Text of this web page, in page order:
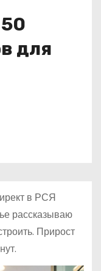
для
в РСЯ
рассказываю
Прирост